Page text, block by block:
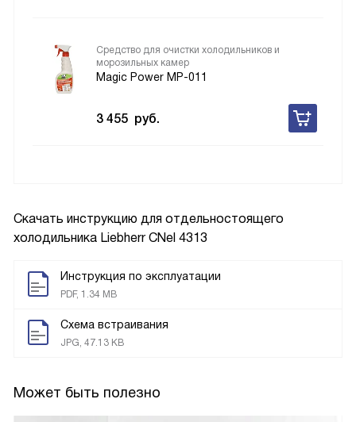
Скачать инструкцию для отдельностоящего
холодильника Liebherr CNel 4313
Инструкция по эксплуатации
PDF, 1.34 MB
Схема встраивания
JPG, 47.13 KB
Может быть полезно
Средство для очистки холодильников и
морозильных камер
Magic Power MP-011
3 455 руб.